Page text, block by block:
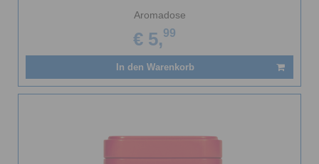
Aromadose
€ 5,99
In den Warenkorb